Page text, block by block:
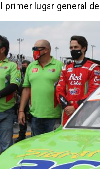
primer lugar general